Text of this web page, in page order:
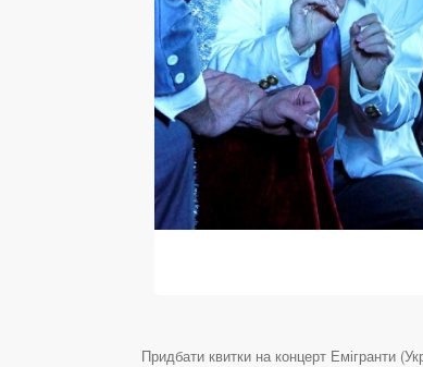
Придбати квитки на концерт Емігранти